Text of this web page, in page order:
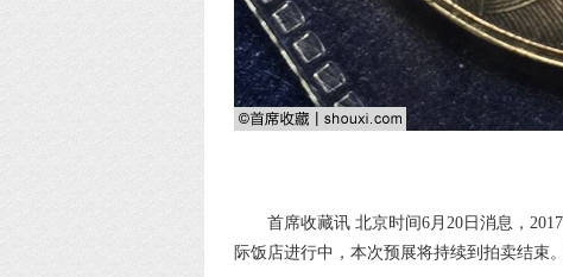
首席收藏讯 北京时间6月20日消息，
际饭店进行中，本次预展将持续到拍卖结束